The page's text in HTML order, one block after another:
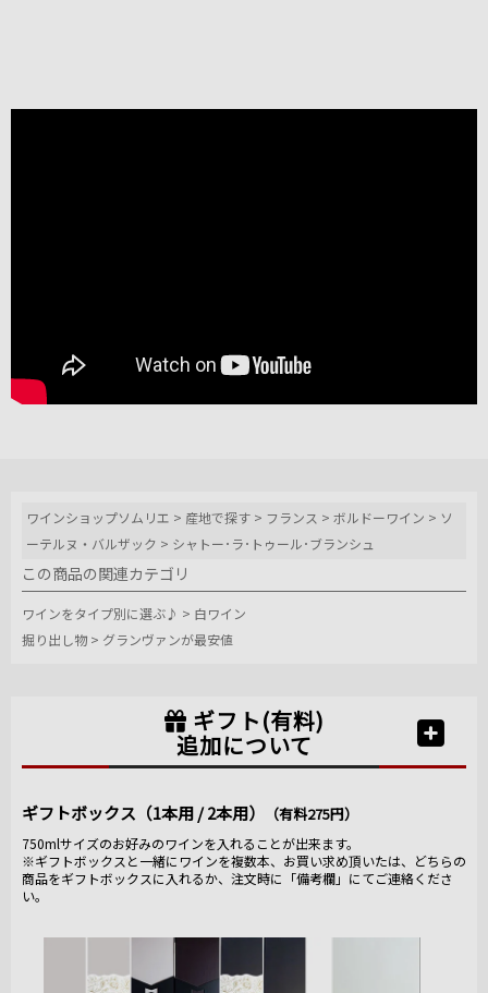
ワインショップソムリエ > 産地で探す > フランス >ボルドーワイン > ソ
ーテルヌ・バルザック > シャトー･ラ･トゥール･ブランシュ
この商品の関連カテゴリ
ワインをタイプ別に選ぶ♪ > 白ワイン
掘り出し物 > グランヴァンが最安値
ギフト(有料)
追加について
ギフトボックス（1本用 / 2本用） （有料275円）
750mlサイズのお好みのワインを入れることが出来ます。
※ギフトボックスと一緒にワインを複数本、お買い求め頂いたは、どちらの
商品をギフトボックスに入れるか、注文時に「備考欄」にてご連絡くださ
い。